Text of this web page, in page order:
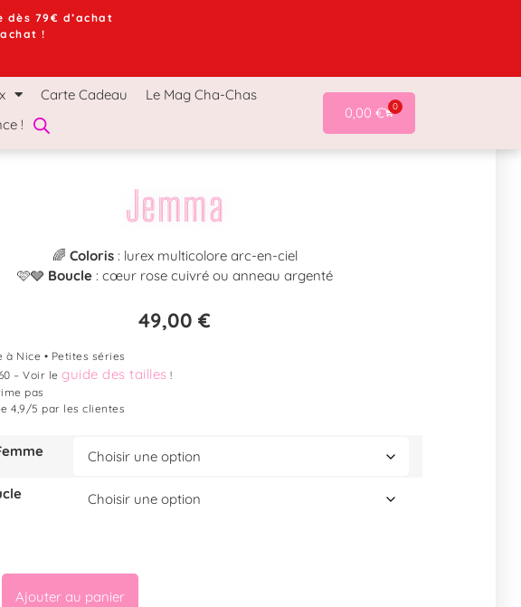
dès 79€ d’achat
!
Le Mag Cha-Chas Accessoires Cha-Chas
Carte Cadeau
Le Mag Cha-Chas
!
0,00 € 0
Jemma
🌈 Coloris: lurex multicolore arc-en-ciel
🩷🩶 Boucle: cœur rose cuivré ou anneau argenté
49,00€
à Nice • Petites séries
– Voir leguide des tailles !
pas
4,9/5 par les clientes
Ajouter au panier